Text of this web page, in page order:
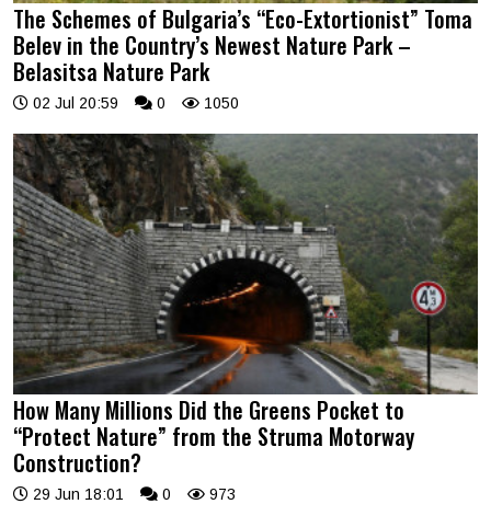
The Schemes of Bulgaria’s “Eco-Extortionist” Toma
Belev in the Country’s Newest Nature Park –
Belasitsa Nature Park
02 Jul 20:59 0 1050
How Many Millions Did the Greens Pocket to
“Protect Nature” from the Struma Motorway
Construction?
29 Jun 18:01 0 973